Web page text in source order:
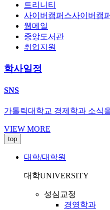
트리니티
사이버캠퍼스사이버캠
웹메일
중앙도서관
취업지원
학사일정
SNS
가톨릭대학교 경제학과 소식
VIEW MORE
top
대학/대학원
대학UNIVERSITY
성심교정
경영학과